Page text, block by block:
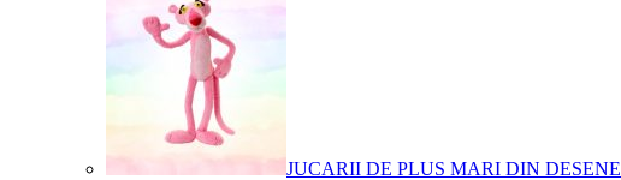
JUCARII DE PLUS MARI DIN DESENE